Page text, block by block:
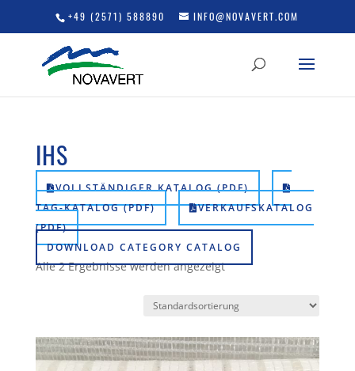
+49 (2571) 588890 INFO@NOVAVERT.COM
IHS
VOLLSTÄNDIGER KATALOG (PDF)
TAG-KATALOG (PDF)
VERKAUFSKATALOG
(PDF)
DOWNLOAD CATEGORY CATALOG
Alle 2 Ergebnisse werden angezeigt